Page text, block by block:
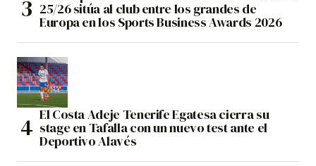
25/26 sitúa al club entre los grandes de
Europa en los Sports Business Awards 2026
El Costa Adeje Tenerife Egatesa cierra su
stage en Tafalla con un nuevo test ante el
Deportivo Alavés